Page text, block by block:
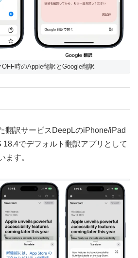
OFF時のApple翻訳とGoogle翻訳
翻訳サービスDeepLのiPhone/iPad
18.4でデフォルト翻訳アプリとして
ます。